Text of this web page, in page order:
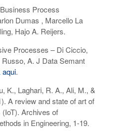
Process
Dumas , Marcello La
Hajo A. Reijers.
Processes – Di Ciccio,
A. J Data Semant
aqui.
K., Laghari, R. A., Ali, M., &
A review and state of art of
(IoT). Archives of
in Engineering, 1-19.